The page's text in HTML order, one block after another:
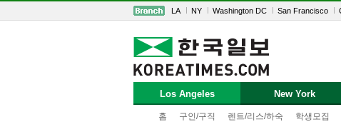
LA NY Washington DC San Francisco
Los Angeles New York
홈 구인/구직 렌트/리스/하숙 학생모집